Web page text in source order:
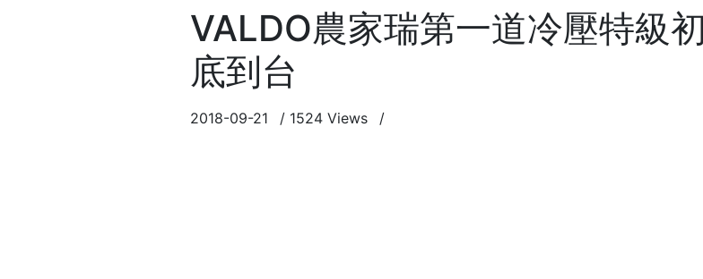
VALDO農家瑞第一道冷壓特級
底到台
2018-09-21 / 1524 Views /